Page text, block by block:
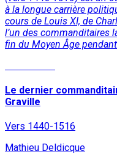
à la longue carrière
cours de Louis XI, de
l’un des commanditaires
fin du Moyen Âge
Le dernier
Graville
Vers 1440-1516
Mathieu Deldicque